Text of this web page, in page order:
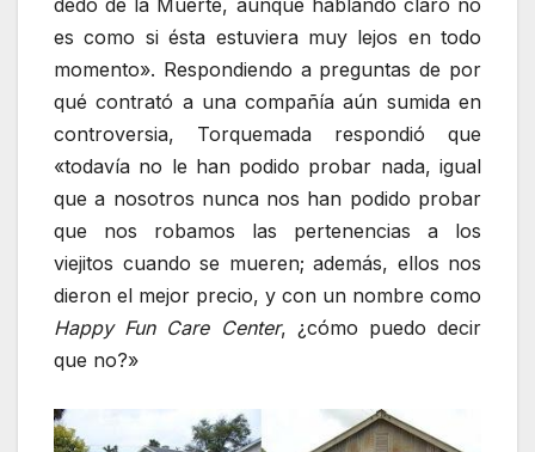
es como si ésta estuviera muy lejos en todo
momento». Respondiendo a preguntas de por
qué contrató a una compañía aún sumida en
controversia, Torquemada respondió que
«todavía no le han podido probar nada, igual
que a nosotros nunca nos han podido probar
que nos robamos las pertenencias a los
viejitos cuando se mueren; además, ellos nos
dieron el mejor precio, y con un nombre como
Happy Fun Care Center, ¿cómo puedo decir
que no?»